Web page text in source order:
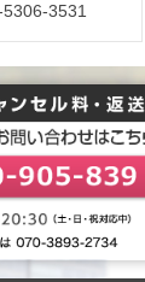
3531